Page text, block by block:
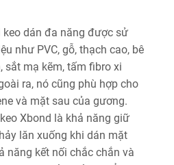
keo dán đa năng được sử
như PVC, gỗ, thạch cao, bê
sắt mạ kẽm, tấm fibro xi
ra, nó cũng phù hợp cho
và mặt sau của gương.
Xbond là khả năng giữ
lăn xuống khi dán mặt
năng kết nối chắc chắn và